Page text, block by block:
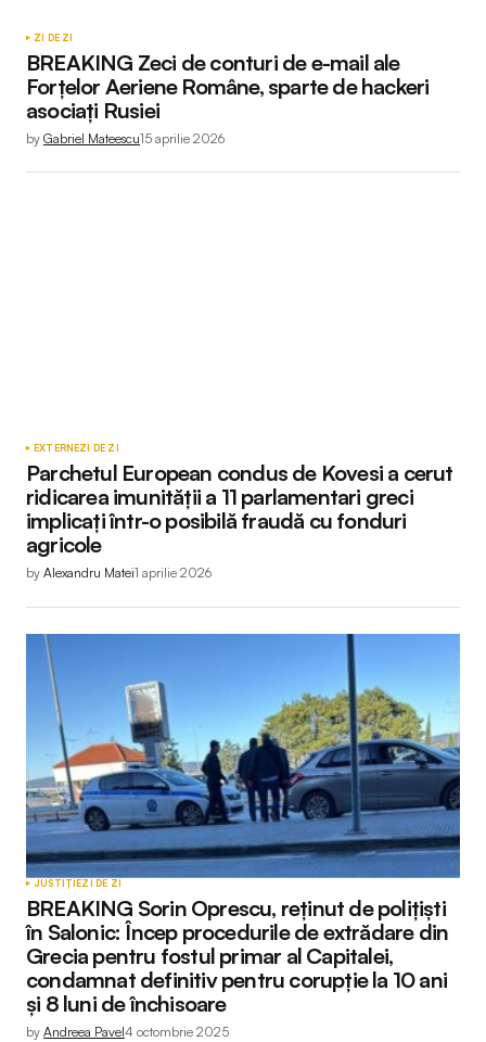
ZI DE ZI
BREAKING Zeci de conturi de e-mail ale
Forțelor Aeriene Române, sparte de hackeri
asociați Rusiei
by Gabriel Mateescu15 aprilie 2026
EXTERNEZI DE ZI
Parchetul European condus de Kovesi a cerut
ridicarea imunității a 11 parlamentari greci
implicați într-o posibilă fraudă cu fonduri
agricole
by Alexandru Matei1 aprilie 2026
JUSTIȚIEZI DE ZI
BREAKING Sorin Oprescu, reținut de polițiști
în Salonic: Încep procedurile de extrădare din
Grecia pentru fostul primar al Capitalei,
condamnat definitiv pentru corupție la 10 ani
și 8 luni de închisoare
by Andreea Pavel4 octombrie 2025